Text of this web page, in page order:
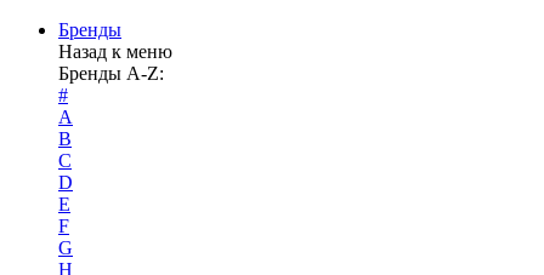
Бренды
Назад к меню
Бренды A-Z:
#
A
B
C
D
E
F
G
H